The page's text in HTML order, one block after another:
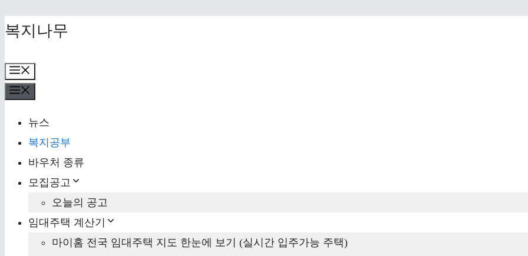
Skip
content
복지나무
뉴스
복지공부
바우처 종류
모집공고
오늘의 공고
임대주택 계산기
마이홈 전국 임대주택 지도 한눈에 보기 (실시간 입주가능 주택)